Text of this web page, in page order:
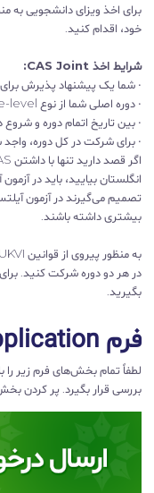
برای اخذ ویزای دانشجویی به
خود، اقدام کنید.
شرایط اخذ CAS Joint:
• شما یک پیشنهاد پذیرش
• دوره اصلی شما از نوع degree-level است (به عنوان مثال NQF 6) یا بالاتر
• بین تاریخ اتمام دوره و
• برای شرکت در کل دوره،
بیشتری داشته باشند.
در هر دو دوره شرکت کنید.
بگیرید.
فرم Pre-Application
لطفاً تمام بخش‌های فرم زیر
بررسی قرار بگیرد. پر کردن